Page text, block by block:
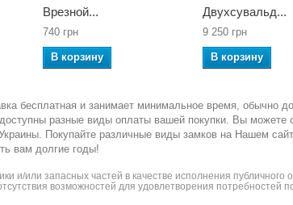
Врезной...
740 грн
В корзину
Двухсувальд...
9 250 грн
В корзину
бесплатная и занимает минимальное время, обычно
разные виды оплаты вашей покупки. Вы можете
Покупайте различные виды замков на Нашем
вам долгие годы!
или запасных частей в качестве исполнения публичного
возможностей для удовлетворения потребностей